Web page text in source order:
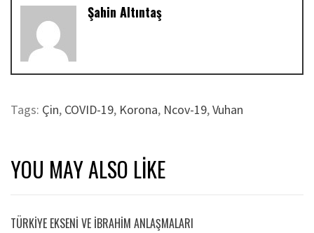
Şahin Altıntaş
Tags: Çin, COVID-19, Korona, Ncov-19,Vuhan
YOU MAY ALSO LIKE
TÜRKİYE EKSENİ VE İBRAHİM ANLAŞMALARI